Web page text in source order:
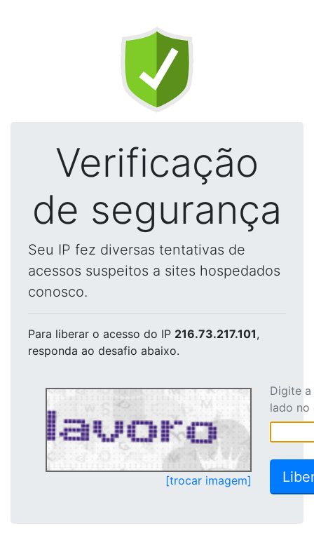
Verificação
de segurança
Seu IP fez diversas tentativas de
acessos suspeitos a sites hospedados
conosco.
Para liberar o acesso do IP 216.73.217.101,
responda ao desafio abaixo.
[trocar imagem]
Digite
lado no